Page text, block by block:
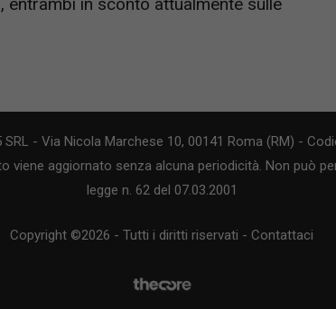
- Via Nicola Marchese 10, 00141 Roma (RM) -
viene aggiornato senza alcuna periodicità. Non può
legge n. 62 del 07.03.2001
Copyright ©2026 - Tutti i diritti riservati - Contattaci